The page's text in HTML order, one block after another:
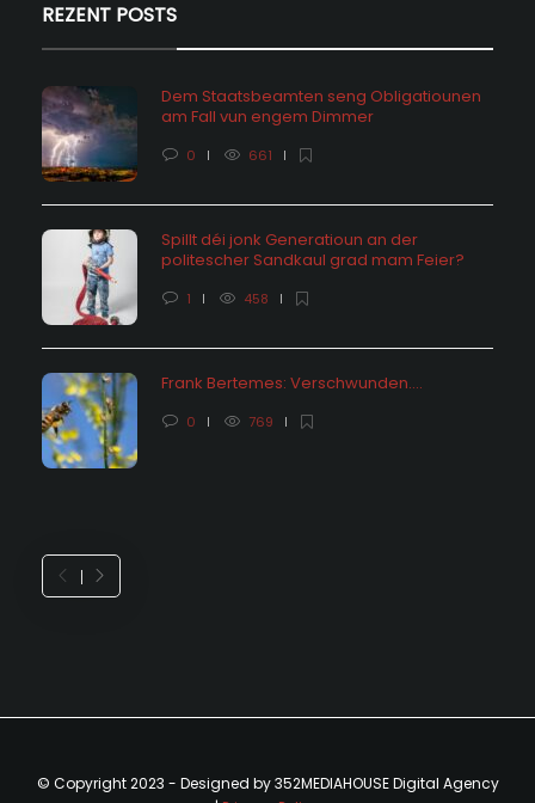
REZENT POSTS
Dem Staatsbeamten seng Obligatiounen
am Fall vun engem Dimmer
0 661
Spillt déi jonk Generatioun an der
politescher Sandkaul grad mam Feier?
1 458
Frank Bertemes: Verschwunden….
0 769
© Copyright 2023 - Designed by 352MEDIAHOUSE Digital Agency